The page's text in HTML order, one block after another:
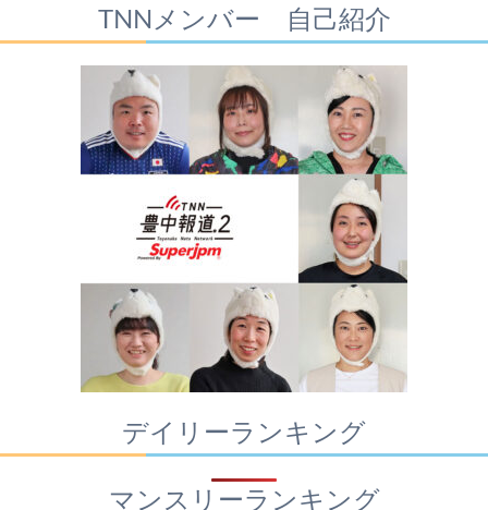
TNNメンバー 自己紹介
デイリーランキング
マンスリーランキング